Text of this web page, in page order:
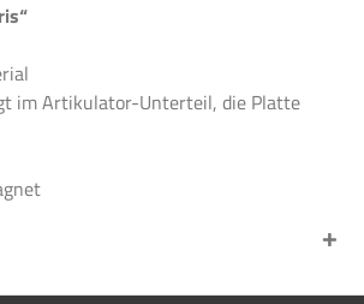
im Artikulator-Unterteil, die Platte